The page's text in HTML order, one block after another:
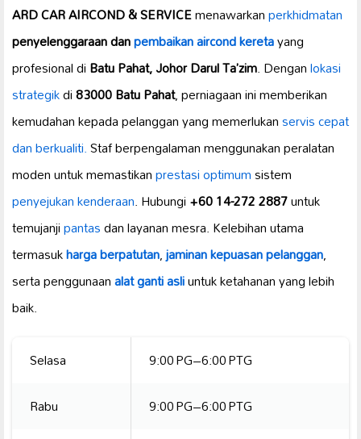
ARD CAR AIRCOND & SERVICEmenawarkanperkhidmatan
penyelenggaraan danpembaikan aircond keretayang
profesional diBatu Pahat, Johor Darul Ta’zim. Denganlokasi
strategikdi83000 Batu Pahat, perniagaan ini memberikan
kemudahan kepada pelanggan yang memerlukanservis cepat
dan berkualiti.Staf berpengalaman menggunakan peralatan
moden untuk memastikanprestasi optimumsistem
penyejukan kenderaan. Hubungi+60 14-272 2887untuk
temujanjipantasdan layanan mesra. Kelebihan utama
termasukharga berpatutan,jaminan kepuasan pelanggan,
serta penggunaanalat ganti asliuntuk ketahanan yang lebih
baik.
Selasa
9:00 PG–6:00 PTG
Rabu
9:00 PG–6:00 PTG